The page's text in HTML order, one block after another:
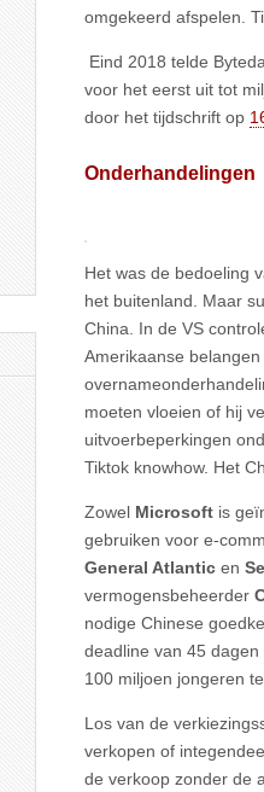
omgekeerd afspelen.
Eind 2018 telde
voor het eerst uit tot
door het tijdschrift op
Onderhandelingen
Het was de bedoeling
het buitenland. Maar
China. In de VS
Amerikaanse
moeten vloeien of hij
uitvoerbeperkingen
Tiktok knowhow. Het
Zowel Microsoft is
gebruiken voor e-
General Atlantic en
vermogensbeheerder
nodige Chinese
deadline van 45
100 miljoen jongeren
Los van de
verkopen of
de verkoop zonder de